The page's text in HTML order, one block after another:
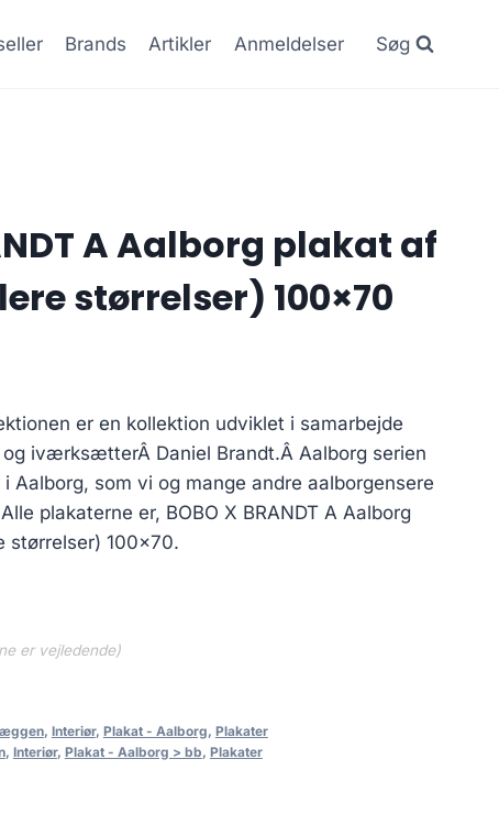
Brands Artikler Anmeldelser Søg
A Aalborg plakat af
størrelser) 100×70
er en kollektion udviklet i samarbejde
iværksætterÂ Daniel Brandt.Â Aalborg serien
Aalborg, som vi og mange andre aalborgensere
plakaterne er, BOBO X BRANDT A Aalborg
størrelser) 100×70.
er vejledende)
, Interiør, Plakat - Aalborg, Plakater
, Interiør, Plakat - Aalborg > bb, Plakater